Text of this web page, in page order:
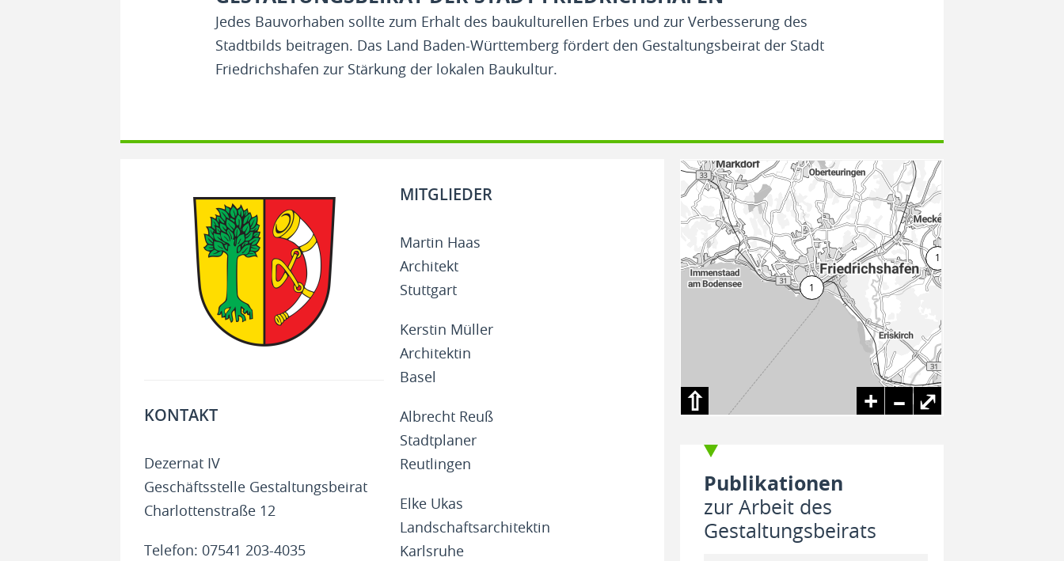
Jedes Bauvorhaben sollte zum Erhalt des baukulturellen Erbes und zur Verbesserung des
Stadtbilds beitragen. Das Land Baden-Württemberg fördert den Gestaltungsbeirat der Stadt
Friedrichshafen zur Stärkung der lokalen Baukultur.
KONTAKT
Dezernat IV
Geschäftsstelle Gestaltungsbeirat
Charlottenstraße 12
Telefon: 07541 203-4035
MITGLIEDER
Martin Haas
Architekt
Stuttgart
Kerstin Müller
Architektin
Basel
Albrecht Reuß
Stadtplaner
Reutlingen
Elke Ukas
Landschaftsarchitektin
Karlsruhe
+ –
⇧ ⤢
Publikationen
zur Arbeit des
Gestaltungsbeirats